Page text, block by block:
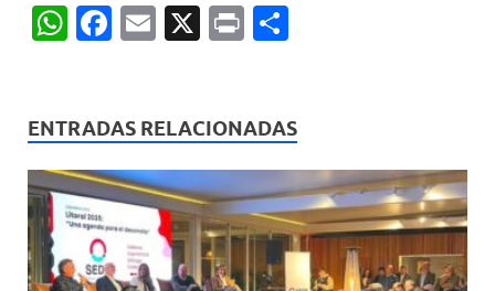
W
s
A
p
p
F
b
o
o
k
E
X
P
p
ar
ti
r
ENTRADAS RELACIONADAS